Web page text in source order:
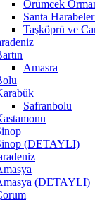
Örümcek
Santa
Taşköprü ve
Amasra
Safranbolu
(DETAYLI)
(DETAYLI)